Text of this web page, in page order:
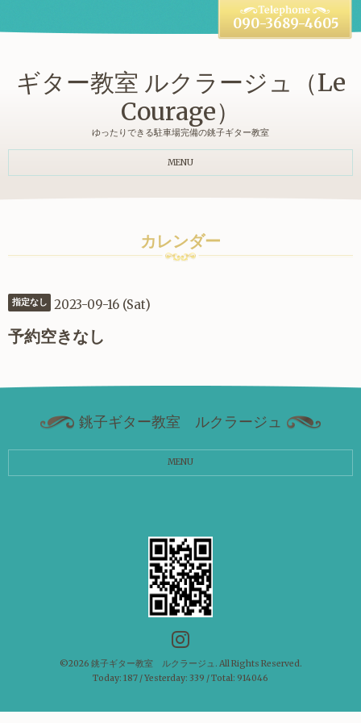
ギター教室 ルクラージュ（Le
Courage）
ゆったりできる駐車場完備の銚子ギター教室
090-3689-4605
MENU
カレンダー
指定なし 2023-09-16 (Sat)
予約空きなし
銚子ギター教室 ルクラージュ
MENU
©2026 銚子ギター教室 ルクラージュ . All Rights Reserved.
Today: 187 / Yesterday: 339 / Total: 914046